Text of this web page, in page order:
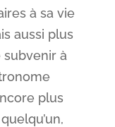
à sa vie
aussi plus
subvenir à
plus